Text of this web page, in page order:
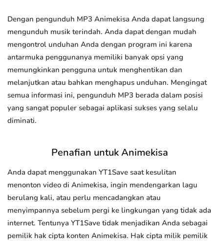
Dengan pengunduh MP3 Animekisa Anda dapat langsung
mengunduh musik terindah. Anda dapat dengan mudah
mengontrol unduhan Anda dengan program ini karena
antarmuka penggunanya memiliki banyak opsi yang
memungkinkan pengguna untuk menghentikan dan
melanjutkan atau bahkan menghapus unduhan. Mengingat
semua informasi ini, pengunduh MP3 berada dalam posisi
yang sangat populer sebagai aplikasi sukses yang selalu
diminati.
Penafian untuk Animekisa
Anda dapat menggunakan YT1Save saat kesulitan
menonton video di Animekisa, ingin mendengarkan lagu
berulang kali, atau perlu mencadangkan atau
menyimpannya sebelum pergi ke lingkungan yang tidak ada
internet. Tentunya YT1Save tidak menjadikan Anda sebagai
pemilik hak cipta konten Animekisa. Hak cipta milik pemilik